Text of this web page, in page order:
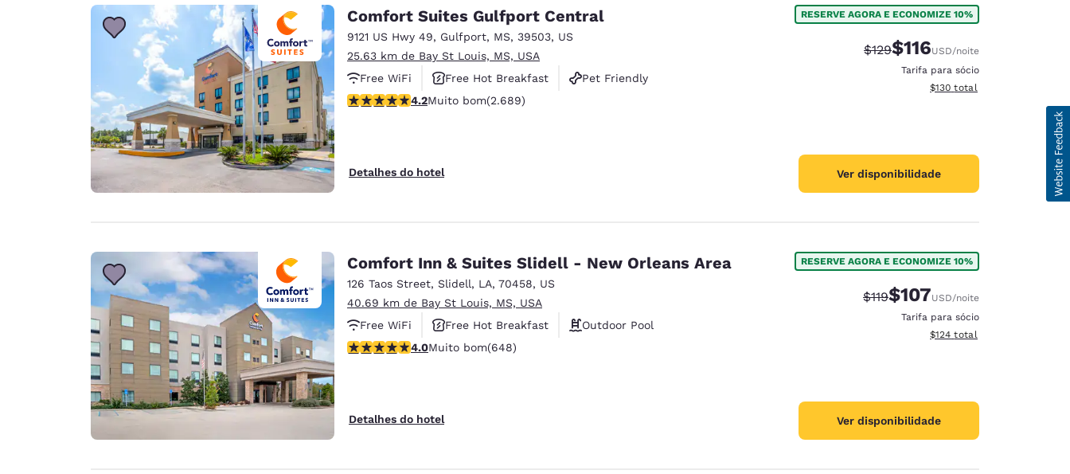
Comfort Suites Gulfport Central
9121 US Hwy 49, Gulfport, MS, 39503, US
25.63 km de Bay St Louis, MS, USA
Free WiFi
Free Hot Breakfast
Pet Friendly
classificação 4.15 estrelas. Muito bom. 2689 avaliações
4.2Muito bom(2.689)
Detalhes do hotel
RESERVE AGORA E ECONOMIZE 10%
Tarifa anterior “tachada”:
$129Tarifa com desconto:
$116USD/noite
Tarifa para sócio
Exibir detalhes do total
$130 total
Ver disponibilidade
Comfort Inn & Suites Slidell - New Orleans Area
126 Taos Street, Slidell, LA, 70458, US
40.69 km de Bay St Louis, MS, USA
Free WiFi
Free Hot Breakfast
Outdoor Pool
classificação 4.02 estrelas. Muito bom. 648 avaliações
4.0Muito bom(648)
Detalhes do hotel
RESERVE AGORA E ECONOMIZE 10%
Tarifa anterior “tachada”:
$119Tarifa com desconto:
$107USD/noite
Tarifa para sócio
Exibir detalhes do total
$124 total
Ver disponibilidade